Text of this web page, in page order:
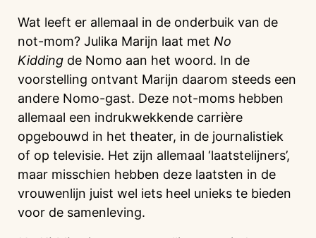
Wat leeft er allemaal in de onderbuik van de
not-mom? Julika Marijn laat met No
Kidding de Nomo aan het woord. In de
voorstelling ontvant Marijn daarom steeds een
andere Nomo-gast. Deze not-moms hebben
allemaal een indrukwekkende carrière
opgebouwd in het theater, in de journalistiek
of op televisie. Het zijn allemaal ‘laatstelijners’,
maar misschien hebben deze laatsten in de
vrouwenlijn juist wel iets heel unieks te bieden
voor de samenleving.